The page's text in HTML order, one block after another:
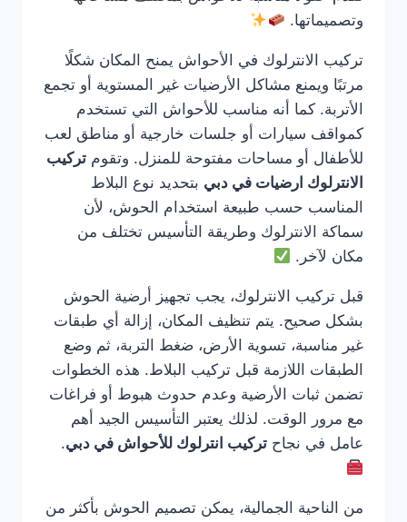
وتصميماتها.
تركيب الانترلوك في الأحواش يمنح المكان شكلًا
مرتبًا ويمنع مشاكل الأرضيات غير المستوية أو تجمع
الأتربة. كما أنه مناسب للأحواش التي تستخدم
كمواقف سيارات أو جلسات خارجية أو مناطق لعب
للأطفال أو مساحات مفتوحة للمنزل. وتقوم تركيب
الانترلوك ارضيات في دبي بتحديد نوع البلاط
المناسب حسب طبيعة استخدام الحوش، لأن
سماكة الانترلوك وطريقة التأسيس تختلف من
مكان لآخر.
قبل تركيب الانترلوك، يجب تجهيز أرضية الحوش
بشكل صحيح. يتم تنظيف المكان، إزالة أي طبقات
غير مناسبة، تسوية الأرض، ضغط التربة، ثم وضع
الطبقات اللازمة قبل تركيب البلاط. هذه الخطوات
تضمن ثبات الأرضية وعدم حدوث هبوط أو فراغات
مع مرور الوقت. لذلك يعتبر التأسيس الجيد أهم
عامل في نجاح تركيب انترلوك للأحواش في دبي.
من الناحية الجمالية، يمكن تصميم الحوش بأكثر من